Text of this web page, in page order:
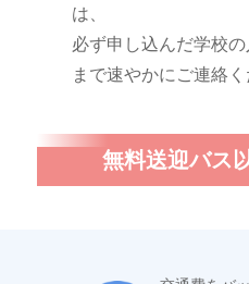
は、
必ず申し込んだ学校
まで速やかにご連絡く
無料送迎バス